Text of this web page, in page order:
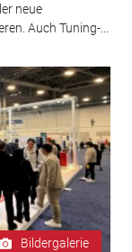
neue
Auch Tuning-...
Bildergalerie